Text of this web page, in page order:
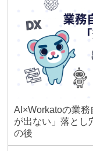
AI×Workatoの業
が出ない」落とし
の後